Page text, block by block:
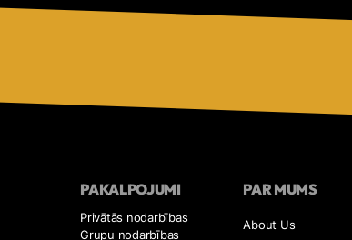
PAKALPOJUMI
Privātās nodarbības
Grupu nodarbības
PAR MUMS
About Us